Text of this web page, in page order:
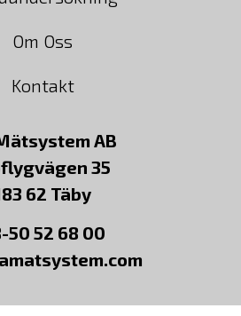
Om Oss
Kontakt
AB
35
62 Täby
50 52 68 00